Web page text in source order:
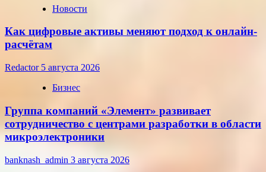
Новости
Как цифровые активы меняют подход к онлайн-
расчётам
Redactor 5 августа 2026
Бизнес
Группа компаний «Элемент» развивает
сотрудничество с центрами разработки в области
микроэлектроники
banknash_admin 3 августа 2026